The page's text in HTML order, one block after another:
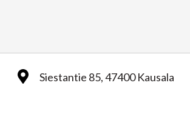
Siestantie 85, 47400 Kausala